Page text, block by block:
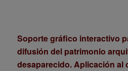
Soporte gráfico interactivo
difusión del patrimonio
desaparecido. Aplicación al